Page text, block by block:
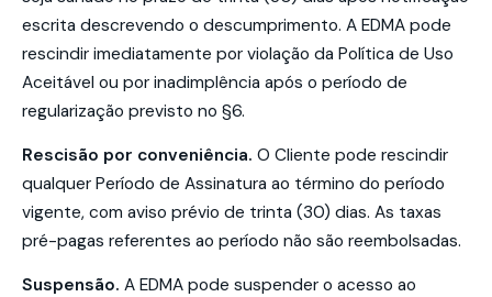
escrita descrevendo o descumprimento. A EDMA pode
rescindir imediatamente por violação da Política de Uso
Aceitável ou por inadimplência após o período de
regularização previsto no §6.
Rescisão por conveniência. O Cliente pode rescindir
qualquer Período de Assinatura ao término do período
vigente, com aviso prévio de trinta (30) dias. As taxas
pré-pagas referentes ao período não são reembolsadas.
Suspensão. A EDMA pode suspender o acesso ao